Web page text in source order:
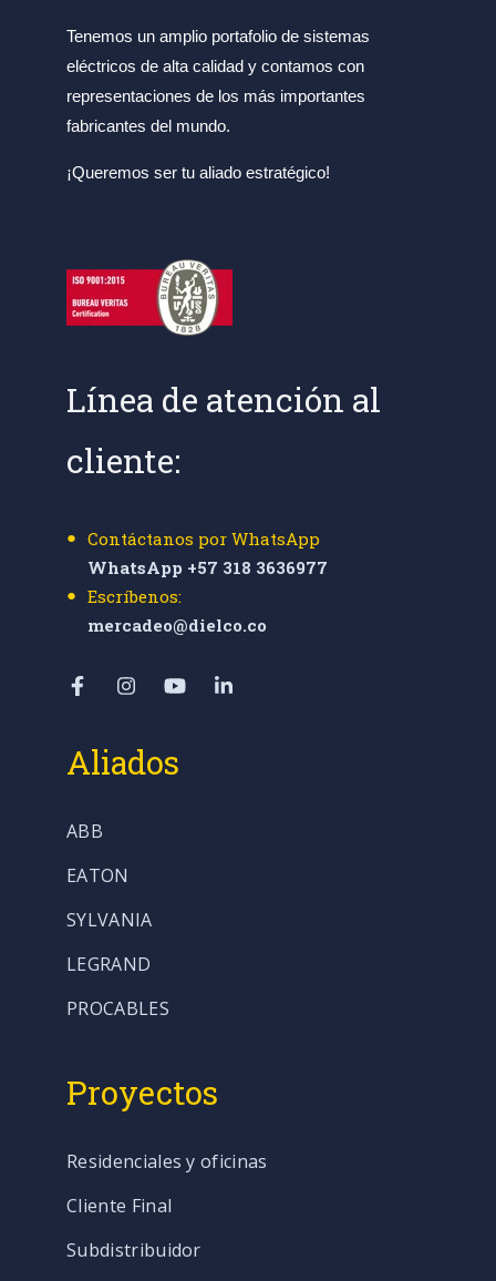
Tenemos un amplio portafolio de sistemas
eléctricos de alta calidad y contamos con
representaciones de los más importantes
fabricantes del mundo.
¡Queremos ser tu aliado estratégico!
Línea de atención al
cliente:
Contáctanos por WhatsApp
WhatsApp +57 318 3636977
Escríbenos:
mercadeo@dielco.co
Aliados
ABB
EATON
SYLVANIA
LEGRAND
PROCABLES
Proyectos
Residenciales y oficinas
Cliente Final
Subdistribuidor